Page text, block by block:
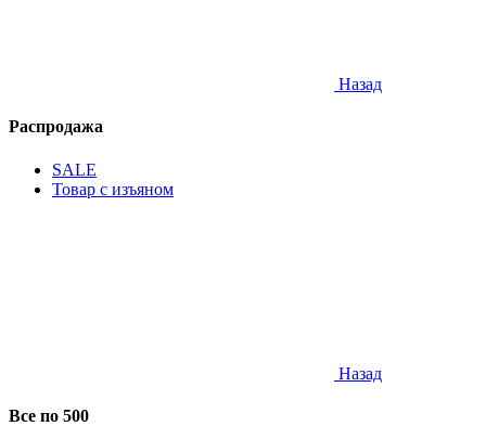
Назад
Распродажа
SALE
Товар с изъяном
Назад
Все по 500